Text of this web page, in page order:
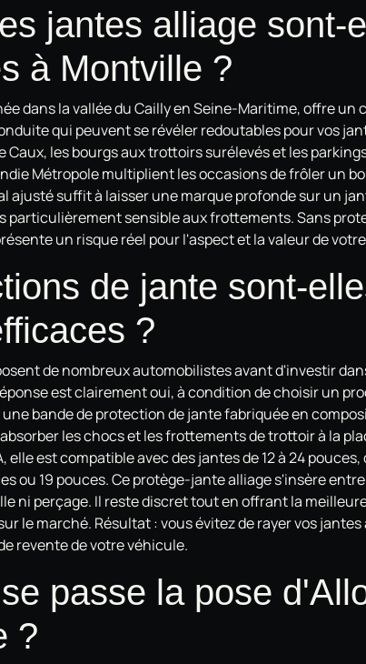
jantes alliage sont-
à Montville ?
dans la vallée du Cailly en Seine-Maritime, offre un
qui peuvent se révéler redoutables pour vos
Caux, les bourgs aux trottoirs surélevés et les
Métropole multiplient les occasions de frôler un
ajusté suffit à laisser une marque profonde sur un
particulièrement sensible aux frottements. Sans
un risque réel pour l'aspect et la valeur de
de jante sont-
?
de nombreux automobilistes avant d'investir
est clairement oui, à condition de choisir un
bande de protection de jante fabriquée en
les chocs et les frottements de trottoir à la
elle est compatible avec des jantes de 12 à 24
ou 19 pouces. Ce protège-jante alliage s'insère
ni perçage. Il reste discret tout en offrant la
le marché. Résultat : vous évitez de rayer vos
revente de votre véhicule.
passe la pose
?